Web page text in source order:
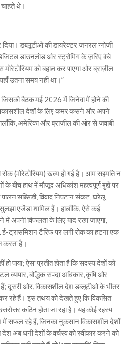
थे।
डब्लूटीओ की डायरेक्टर जनरल न्गोजी
डाउनलोड और स्ट्रीमिंग के ज़रिए बेचे
को बहाल कर पाएगा और ब्राज़ील
उतना समय नहीं था।”
जिसकी बैठक मई 2026 में जिनेवा में होने की
देशों के लिए कमर कसने और अपने
अमेरिका और ब्राज़ील की ओर से जवाबी
(मोरेटोरियम) खत्म हो गई है। आम सहमति न
बीच हाथ में मौजूद अधिकांश महत्वपूर्ण मुद्दों पर
सब्सिडी, विवाद निपटान संकट, घरेलू
एजेंडा शामिल हैं। हालाँकि, ऐसे कई
अपनी विफलता के लिए याद रखा जाएगा,
ई-ट्रांसमिशन टैरिफ पर लगी रोक का हटना एक
करता है।
पाया; ऐसा प्रतीत होता है कि सदस्य देशों को
बौद्धिक संपदा अधिकार, कृषि और
हैं; दूसरी ओर, विकासशील देश डब्लूटीओ के भीतर
रहे हैं। इस तथय को देखते हुए कि विकसित
कठिन होता जा रहा है। यह कोई रहस्य
में सफल रहे हैं, जिनका नुकसान विकासशील देशों
अब धनी देशों के वर्चस्व को स्वीकार करने को